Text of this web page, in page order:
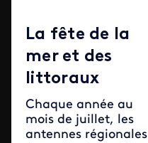
La fête de la
mer et des
littoraux
Chaque année au
mois de juillet, les
antennes régionales